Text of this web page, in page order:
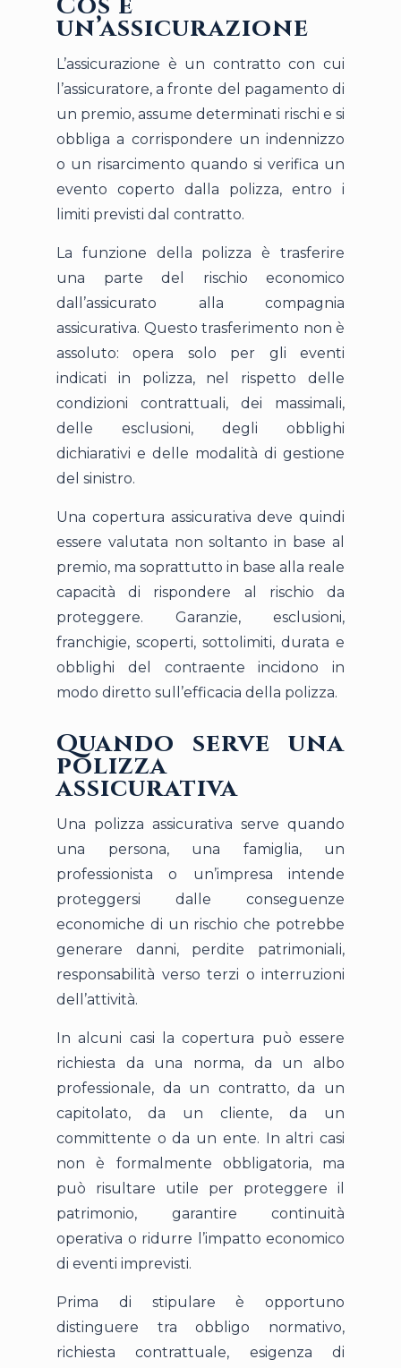
un’assicurazione
L’assicurazione è un contratto con cui
l’assicuratore, a fronte del pagamento di
un premio, assume determinati rischi e si
obbliga a corrispondere un indennizzo
o un risarcimento quando si verifica un
evento coperto dalla polizza, entro i
limiti previsti dal contratto.
La funzione della polizza è trasferire
una parte del rischio economico
dall’assicurato alla compagnia
assicurativa. Questo trasferimento non è
assoluto: opera solo per gli eventi
indicati in polizza, nel rispetto delle
condizioni contrattuali, dei massimali,
delle esclusioni, degli obblighi
dichiarativi e delle modalità di gestione
del sinistro.
Una copertura assicurativa deve quindi
essere valutata non soltanto in base al
premio, ma soprattutto in base alla reale
capacità di rispondere al rischio da
proteggere. Garanzie, esclusioni,
franchigie, scoperti, sottolimiti, durata e
obblighi del contraente incidono in
modo diretto sull’efficacia della polizza.
Quando serve una
polizza
assicurativa
Una polizza assicurativa serve quando
una persona, una famiglia, un
professionista o un’impresa intende
proteggersi dalle conseguenze
economiche di un rischio che potrebbe
generare danni, perdite patrimoniali,
responsabilità verso terzi o interruzioni
dell’attività.
In alcuni casi la copertura può essere
richiesta da una norma, da un albo
professionale, da un contratto, da un
capitolato, da un cliente, da un
committente o da un ente. In altri casi
non è formalmente obbligatoria, ma
può risultare utile per proteggere il
patrimonio, garantire continuità
operativa o ridurre l’impatto economico
di eventi imprevisti.
Prima di stipulare è opportuno
distinguere tra obbligo normativo,
richiesta contrattuale, esigenza di